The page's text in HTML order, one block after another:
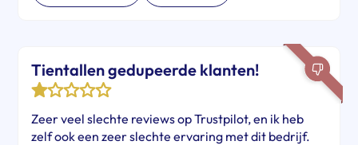
Tientallen gedupeerde klanten!
Zeer veel slechte reviews op Trustpilot, en ik heb
zelf ook een zeer slechte ervaring met dit bedrijf.